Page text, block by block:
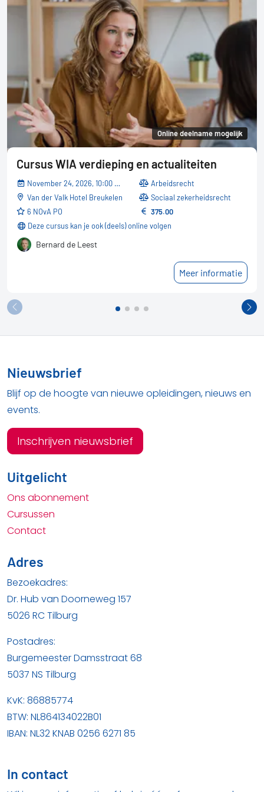
6 uur
Online deelname mogelijk
Cursus WIA verdieping en actualiteiten
November 24, 2026, 10:00 AM - 05:30 PM
Van der Valk Hotel Breukelen
6 NOvA PO
Arbeidsrecht
Sociaal zekerheidsrecht
375.00
Deze cursus kan je ook (deels) online volgen
Bernard de Leest
Meer informatie
Nieuwsbrief
Blijf op de hoogte van nieuwe opleidingen, nieuws en
events.
Inschrijven nieuwsbrief
Uitgelicht
Ons abonnement
Cursussen
Contact
Adres
Bezoekadres:
Dr. Hub van Doorneweg 157
5026 RC Tilburg
Postadres:
Burgemeester Damsstraat 68
5037 NS Tilburg
KvK: 86885774
BTW: NL864134022B01
IBAN: NL32 KNAB 0256 6271 85
In contact